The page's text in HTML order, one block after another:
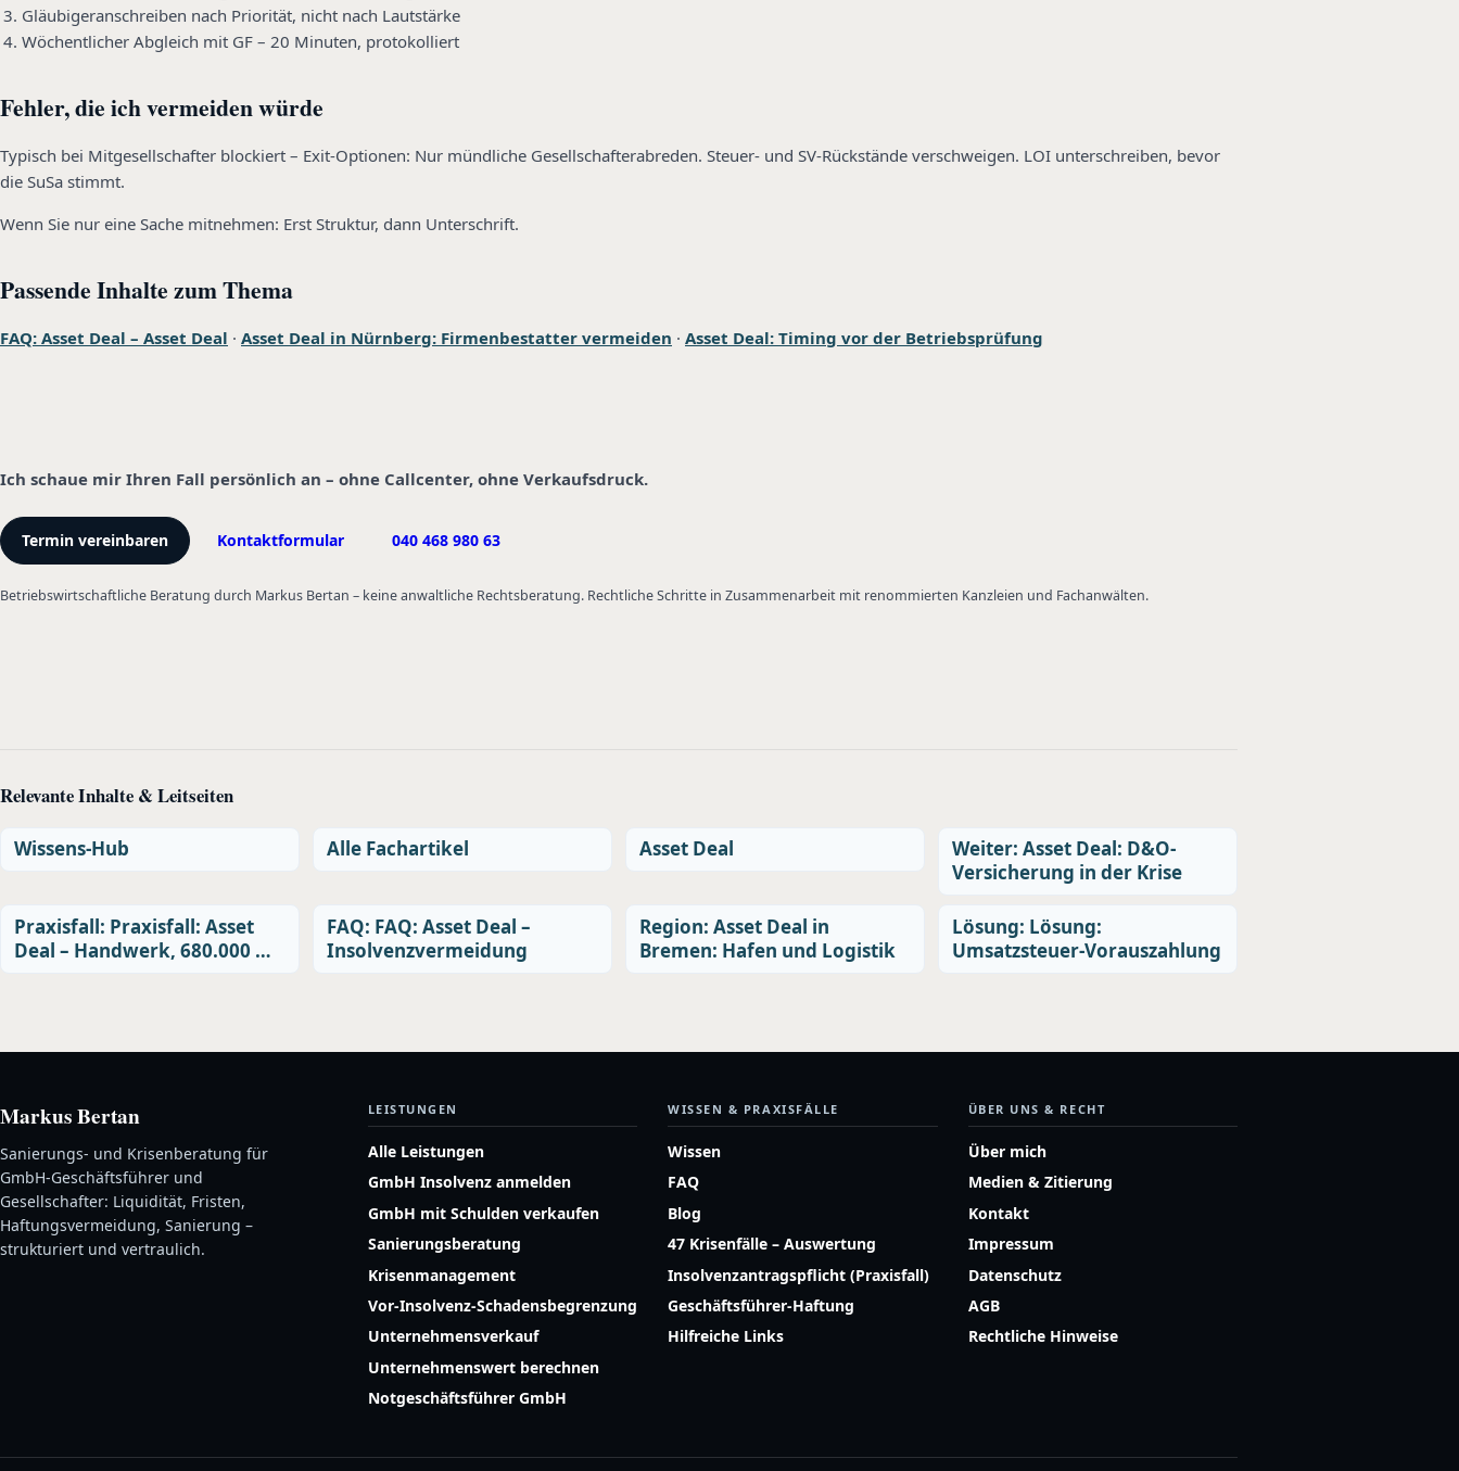
Gläubigeranschreiben nach Priorität, nicht nach Lautstärke
Wöchentlicher Abgleich mit GF – 20 Minuten, protokolliert
Fehler, die ich vermeiden würde
Typisch bei Mitgesellschafter blockiert – Exit-Optionen: Nur mündliche Gesellschafterabreden. Steuer- und SV-Rückstände verschweigen. LOI unterschreiben, bevor
die SuSa stimmt.
Wenn Sie nur eine Sache mitnehmen: Erst Struktur, dann Unterschrift.
Passende Inhalte zum Thema
FAQ: Asset Deal – Asset Deal · Asset Deal in Nürnberg: Firmenbestatter vermeiden · Asset Deal: Timing vor der Betriebsprüfung
Ich schaue mir Ihren Fall persönlich an – ohne Callcenter, ohne Verkaufsdruck.
Termin vereinbaren Kontaktformular 040 468 980 63
Betriebswirtschaftliche Beratung durch Markus Bertan – keine anwaltliche Rechtsberatung. Rechtliche Schritte in Zusammenarbeit mit renommierten Kanzleien und Fachanwälten.
Relevante Inhalte & Leitseiten
Wissens-Hub Alle Fachartikel Asset Deal
Weiter: Asset Deal: D&O-
Versicherung in der Krise
Praxisfall: Praxisfall: Asset
Deal – Handwerk, 680.000 …
FAQ: FAQ: Asset Deal –
Insolvenzvermeidung
Region: Asset Deal in
Bremen: Hafen und Logistik
Lösung: Lösung:
Umsatzsteuer-Vorauszahlung
Markus Bertan
Sanierungs- und Krisenberatung für
GmbH-Geschäftsführer und
Gesellschafter: Liquidität, Fristen,
Haftungsvermeidung, Sanierung –
strukturiert und vertraulich.
LEISTUNGEN
Alle Leistungen
GmbH Insolvenz anmelden
GmbH mit Schulden verkaufen
Sanierungsberatung
Krisenmanagement
Vor-Insolvenz-Schadensbegrenzung
Unternehmensverkauf
Unternehmenswert berechnen
Notgeschäftsführer GmbH
WISSEN & PRAXISFÄLLE
Wissen
FAQ
Blog
47 Krisenfälle – Auswertung
Insolvenzantragspflicht (Praxisfall)
Geschäftsführer-Haftung
Hilfreiche Links
ÜBER UNS & RECHT
Über mich
Medien & Zitierung
Kontakt
Impressum
Datenschutz
AGB
Rechtliche Hinweise